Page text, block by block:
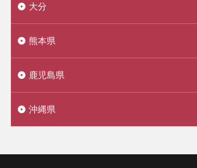
大分
熊本県
鹿児島県
沖縄県